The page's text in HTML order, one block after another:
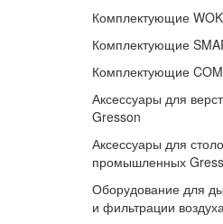
Комплектующие
Комплектующие
Комплектующие
Аксессуары для
Gresson
Аксессуары для
промышленных
Оборудование для
и фильтрации